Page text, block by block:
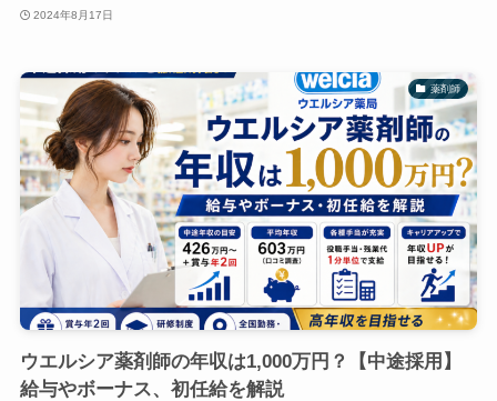
2024年8月17日
薬剤師
ウエルシア薬剤師の年収は1,000万円？【中途採用】
給与やボーナス、初任給を解説